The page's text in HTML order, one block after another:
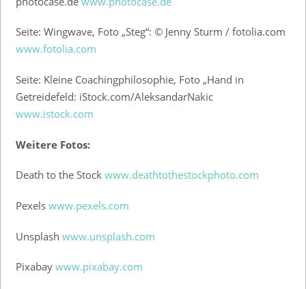
Seite: Wingwave, Foto „Steg“: © Jenny Sturm / fotolia.com
www.fotolia.com
Seite: Kleine Coachingphilosophie, Foto „Hand in
Getreidefeld: iStock.com/AleksandarNakic
www.istock.com
Weitere Fotos:
Death to the Stockwww.deathtothestockphoto.com
Pexelswww.pexels.com
Unsplashwww.unsplash.com
Pixabaywww.pixabay.com